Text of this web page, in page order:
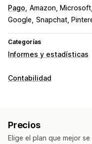
Pago Amazon,
Google Snapchat,
Categorías
Informes y estadísticas
Comportamiento de los
Marketing y ventas
Contabilidad
Seguimiento de gastos
Seguimiento de COGS
Precios
Elige el plan que mejor